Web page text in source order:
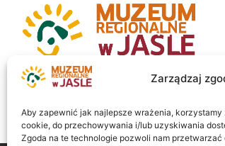
Zarządzaj
Aby zapewnić jak najlepsze wrażenia,
cookie, do przechowywania i/lub uzyskiwania
Zgoda na te technologie pozwoli nam
Muzeum regionalne w Jaśle im. dr.
Stanisława Kadyiego